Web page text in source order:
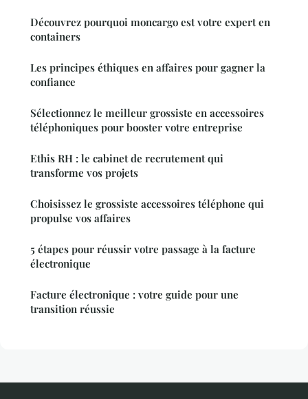
Découvrez pourquoi moncargo est votre expert en
containers
Les principes éthiques en affaires pour gagner la
confiance
Sélectionnez le meilleur grossiste en accessoires
téléphoniques pour booster votre entreprise
Ethis RH : le cabinet de recrutement qui
transforme vos projets
Choisissez le grossiste accessoires téléphone qui
propulse vos affaires
5 étapes pour réussir votre passage à la facture
électronique
Facture électronique : votre guide pour une
transition réussie